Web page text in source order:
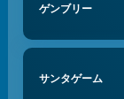
ゲンブリー
サンタゲーム